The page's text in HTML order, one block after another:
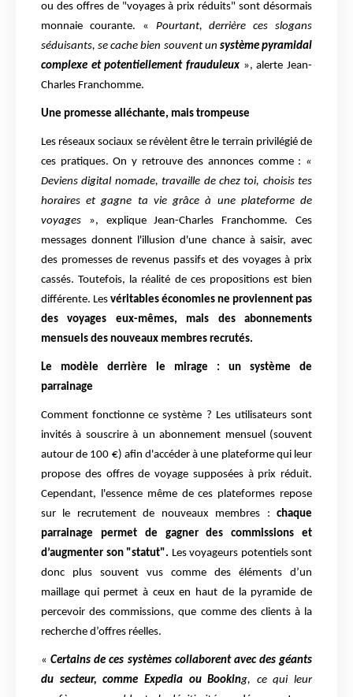
ou des offres de "voyages à prix réduits" sont désormais
monnaie courante. « Pourtant, derrière ces slogans
séduisants, se cache bien souvent un système pyramidal
complexe et potentiellement frauduleux », alerte Jean-
Charles Franchomme.
Une promesse alléchante, mais trompeuse
Les réseaux sociaux se révèlent être le terrain privilégié de
ces pratiques. On y retrouve des annonces comme : «
Deviens digital nomade, travaille de chez toi, choisis tes
horaires et gagne ta vie grâce à une plateforme de
voyages », explique Jean-Charles Franchomme. Ces
messages donnent l'illusion d'une chance à saisir, avec
des promesses de revenus passifs et des voyages à prix
cassés. Toutefois, la réalité de ces propositions est bien
différente. Les véritables économies ne proviennent pas
des voyages eux-mêmes, mais des abonnements
mensuels des nouveaux membres recrutés.
Le modèle derrière le mirage : un système de
parrainage
Comment fonctionne ce système ? Les utilisateurs sont
invités à souscrire à un abonnement mensuel (souvent
autour de 100 €) afin d'accéder à une plateforme qui leur
propose des offres de voyage supposées à prix réduit.
Cependant, l'essence même de ces plateformes repose
sur le recrutement de nouveaux membres : chaque
parrainage permet de gagner des commissions et
d’augmenter son "statut". Les voyageurs potentiels sont
donc plus souvent vus comme des éléments d’un
maillage qui permet à ceux en haut de la pyramide de
percevoir des commissions, que comme des clients à la
recherche d’offres réelles.
«Certains de ces systèmes collaborent avec des géants
du secteur, comme Expedia ou Booking, ce qui leur